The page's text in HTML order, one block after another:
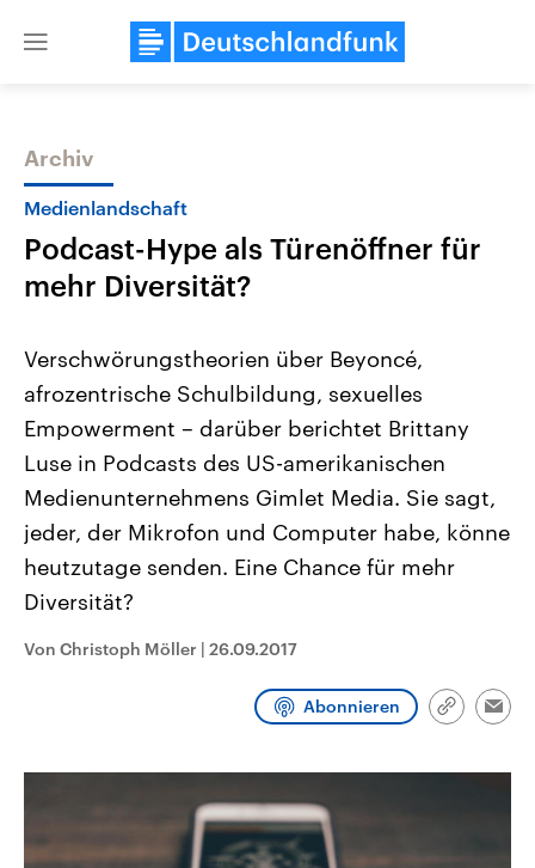
Close
Themen
USA
Aktuelle Beiträge, Analysen und
Hintergründe
Wirtschaftlich und militärisch
gehören die Vereinigten Staaten zu
den mächtigsten Ländern der Erde,
mit großem Einfluss auf das
aktuelle Weltgeschehen.
Nahostkonflikt
Aktuelle Lage und
Der Überfall der
Terrororganisation Hamas
Oktober 2023 auf Israel
Region wieder die Gewalt
Israel möchte die Hamas
Diese wird wie die
Libanon vom Iran
Sendungen
Archiv
Medienlandschaft
Podcast-Hype als Türenöffner für
mehr Diversität?
Verschwörungstheorien über Beyoncé,
afrozentrische Schulbildung, sexuelles
Empowerment – darüber berichtet Brittany
Luse in Podcasts des US-amerikanischen
Medienunternehmens Gimlet Media. Sie sagt,
jeder, der Mikrofon und Computer habe, könne
heutzutage senden. Eine Chance für mehr
Diversität?
Von Christoph Möller | 26.09.2017
Abonnieren
Link